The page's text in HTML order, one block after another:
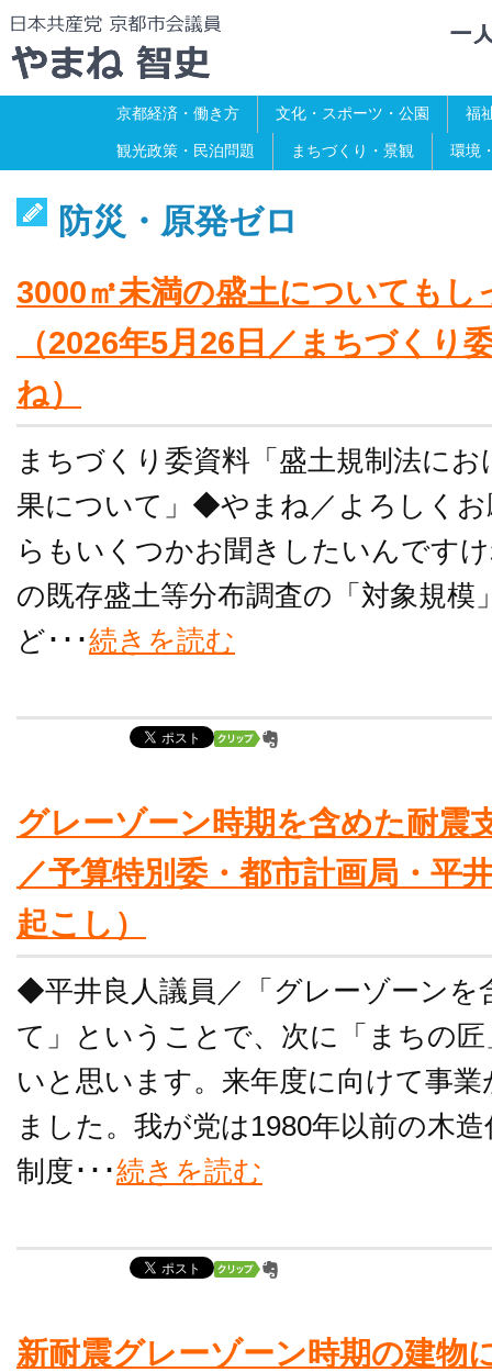
京都経済・働き方 文化・スポーツ・公園 福
観光政策・民泊問題 まちづくり・景観 環境
防災・原発ゼロ
3000㎡未満の盛土についてもし
（2026年5月26日／まちづくり
ね）
まちづくり委資料「盛土規制法に
果について」◆やまね／よろしく
らもいくつかお聞きしたいんです
の既存盛土等分布調査の「対象規
ど･･･続きを読む
グレーゾーン時期を含めた耐震
／予算特別委・都市計画局・平
起こし）
◆平井良人議員／「グレーゾーンを
て」ということで、次に「まちの
いと思います。来年度に向けて事
ました。我が党は1980年以前の木
制度･･･続きを読む
新耐震グレーゾーン時期の建物